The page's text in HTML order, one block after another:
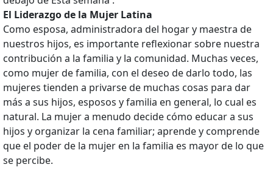
El Liderazgo de la Mujer Latina
Como esposa, administradora del hogar y maestra de
nuestros hijos, es importante reflexionar sobre nuestra
contribución a la familia y la comunidad. Muchas veces,
como mujer de familia, con el deseo de darlo todo, las
mujeres tienden a privarse de muchas cosas para dar
más a sus hijos, esposos y familia en general, lo cual es
natural. La mujer a menudo decide cómo educar a sus
hijos y organizar la cena familiar; aprende y comprende
que el poder de la mujer en la familia es mayor de lo que
se percibe.